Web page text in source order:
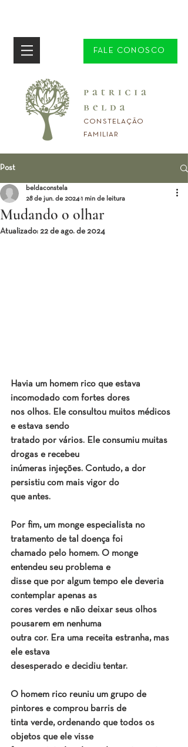
FALE CONOSCO
CONSTELAÇÃO
FAMILIAR
Post
Mudando o olhar
beldaconstela
28 de jun. de 2024 1 min de leitura
Atualizado: 22 de ago. de 2024
Havia um homem rico que estava
incomodado com fortes dores
nos olhos. Ele consultou muitos médicos
e estava sendo
tratado por vários. Ele consumiu muitas
drogas e recebeu
inúmeras injeções. Contudo, a dor
persistiu com mais vigor do
que antes.
Por fim, um monge especialista no
tratamento de tal doença foi
chamado pelo homem. O monge
entendeu seu problema e
disse que por algum tempo ele deveria
contemplar apenas as
cores verdes e não deixar seus olhos
pousarem em nenhuma
outra cor. Era uma receita estranha, mas
ele estava
desesperado e decidiu tentar.
O homem rico reuniu um grupo de
pintores e comprou barris de
tinta verde, ordenando que todos os
objetos que ele visse